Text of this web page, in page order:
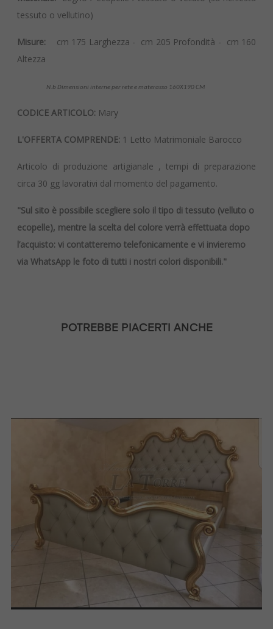
tessuto o vellutino)
Misure:
cm 175 Larghezza - cm 205 Profondità - cm 160
Altezza
N.b Dimensioni interne per rete e materasso 160X190 CM
CODICE ARTICOLO: Mary
L'OFFERTA COMPRENDE: 1 Letto Matrimoniale Barocco
Articolo di produzione artigianale , tempi di preparazione
circa 30 gg lavorativi dal momento del pagamento.
"Sul sito è possibile scegliere solo il tipo di tessuto (velluto o
ecopelle), mentre la scelta del colore verrà effettuata dopo
l’acquisto: vi contatteremo telefonicamente e vi invieremo
via WhatsApp le foto di tutti i nostri colori disponibili."
POTREBBE PIACERTI ANCHE